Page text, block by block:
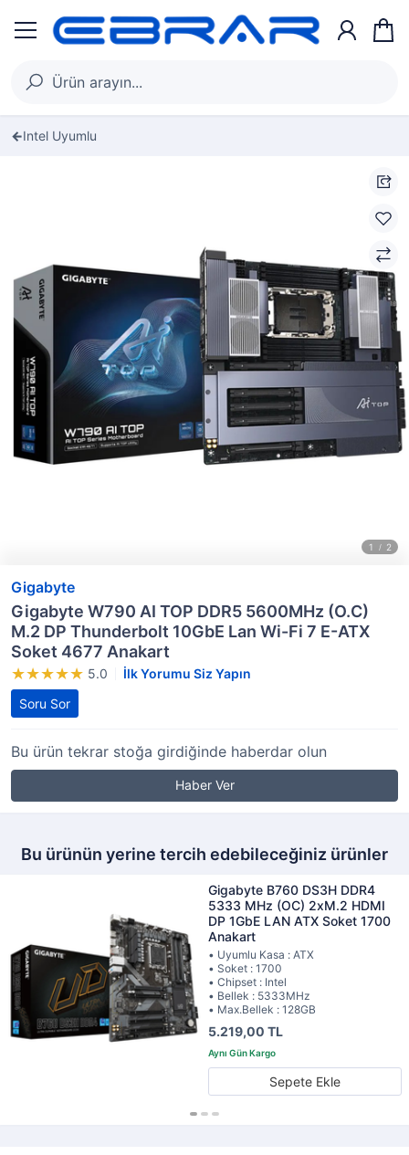
Intel Uyumlu
Gigabyte
Gigabyte W790 AI TOP DDR5 5600MHz (O.C)
M.2 DP Thunderbolt 10GbE Lan Wi-Fi 7 E-ATX
Soket 4677 Anakart
5.0
İlk Yorumu Siz Yapın
Soru Sor
Bu ürün tekrar stoğa girdiğinde haberdar olun
Haber Ver
Bu ürünün yerine tercih edebileceğiniz ürünler
Gigabyte B760 DS3H DDR4
5333 MHz (OC) 2xM.2 HDMI
DP 1GbE LAN ATX Soket 1700
Anakart
• Uyumlu Kasa : ATX
• Soket : 1700
• Chipset : Intel
• Bellek : 5333MHz
• Max.Bellek : 128GB
5.219,00 TL
Sepete Ekle